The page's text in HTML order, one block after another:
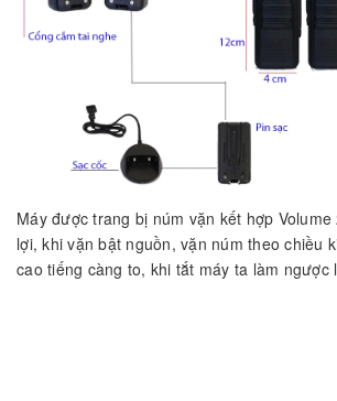
Máy được trang bị núm vặn kết hợp
lợi, khi vặn bật nguồn, vặn núm theo chiều
cao tiếng càng to, khi tắt máy ta làm ngược